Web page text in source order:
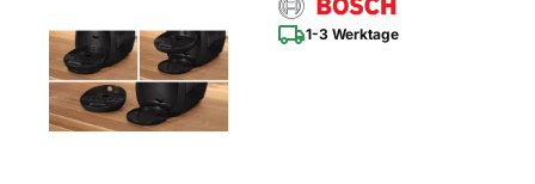
1-3 Werktage